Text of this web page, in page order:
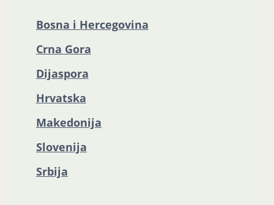
Bosna i Hercegovina
Crna Gora
Dijaspora
Hrvatska
Makedonija
Slovenija
Srbija